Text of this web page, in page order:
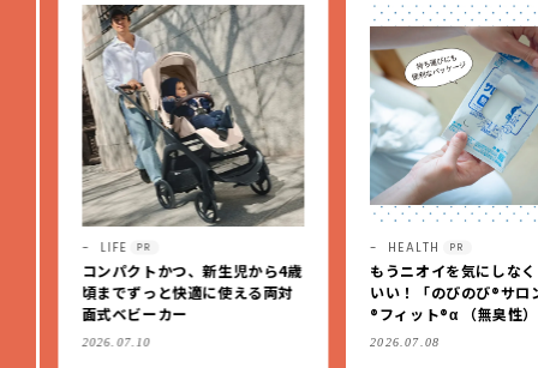
LIFE PR
コンパクトかつ、新生児から4歳
頃までずっと快適に使える両対
面式ベビーカー
2026.07.10
HEALTH PR
もうニオイを気にしなくっ
いい！「のびのび®サロン
®フィット®α （無臭性）」
肩こりや足腰のダルさを出
2026.07.08